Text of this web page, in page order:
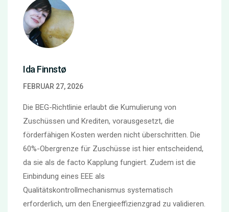
Ida Finnstø
FEBRUAR 27, 2026
Die BEG-Richtlinie erlaubt die Kumulierung von
Zuschüssen und Krediten, vorausgesetzt, die
förderfähigen Kosten werden nicht überschritten. Die
60%-Obergrenze für Zuschüsse ist hier entscheidend,
da sie als de facto Kapplung fungiert. Zudem ist die
Einbindung eines EEE als
Qualitätskontrollmechanismus systematisch
erforderlich, um den Energieeffizienzgrad zu validieren.